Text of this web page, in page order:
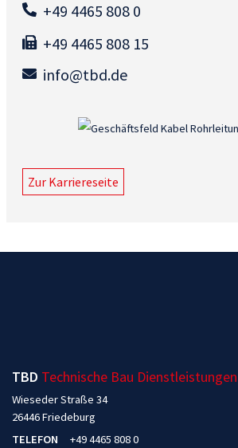
+49 4465 808 0
+49 4465 808 15
info@tbd.de
Zur Karriereseite
TBD Technische Bau
Wieseder Straße 34
26446 Friedeburg
TELEFON
+49 4465 808 0